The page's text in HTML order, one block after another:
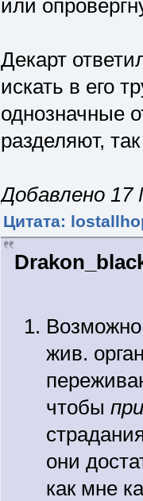
или
Декарт
искать в его
однозначные
разделяют,
Добавлено 17
Цитата:
жив.
чтобы
они
как мне